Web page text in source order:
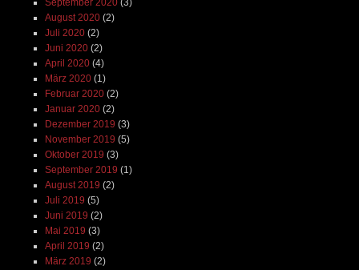
September 2020(3)
August 2020(2)
Juli 2020(2)
Juni 2020(2)
April 2020(4)
März 2020(1)
Februar 2020(2)
Januar 2020(2)
Dezember 2019 (3)
November 2019 (5)
Oktober 2019 (3)
September 2019 (1)
August 2019 (2)
Juli 2019 (5)
Juni 2019 (2)
Mai 2019 (3)
April 2019 (2)
März 2019 (2)